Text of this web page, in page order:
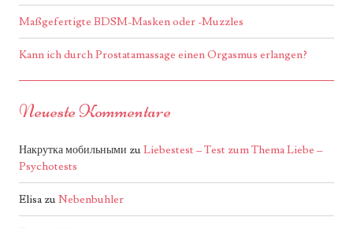
Maßgefertigte BDSM-Masken oder -Muzzles
Kann ich durch Prostatamassage einen Orgasmus erlangen?
Neueste Kommentare
Накрутка мобильными zuLiebestest – Test zum Thema Liebe –
Psychotests
Elisa zuNebenbuhler